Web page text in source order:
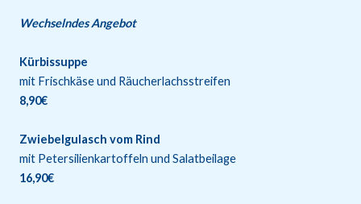
Wechselndes Angebot
Kürbissuppe
mit Frischkäse und Räucherlachsstreifen
8,90€
Zwiebelgulasch vom Rind
mit Petersilienkartoffeln und Salatbeilage
16,90€